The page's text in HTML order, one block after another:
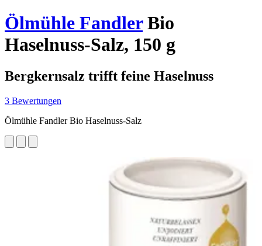
Ölmühle FandlerBio
Haselnuss-Salz, 150 g
Bergkernsalz trifft feine Haselnuss
3 Bewertungen
Ölmühle Fandler Bio Haselnuss-Salz